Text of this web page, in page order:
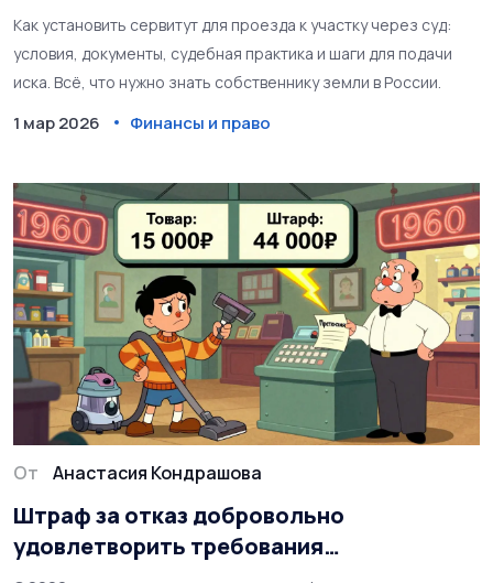
Как установить сервитут для проезда к участку через суд:
условия, документы, судебная практика и шаги для подачи
иска. Всё, что нужно знать собственнику земли в России.
1 мар 2026 Финансы и право
От Анастасия Кондрашова
Штраф за отказ добровольно
удовлетворить требования
потребителя: что изменилось в 2026